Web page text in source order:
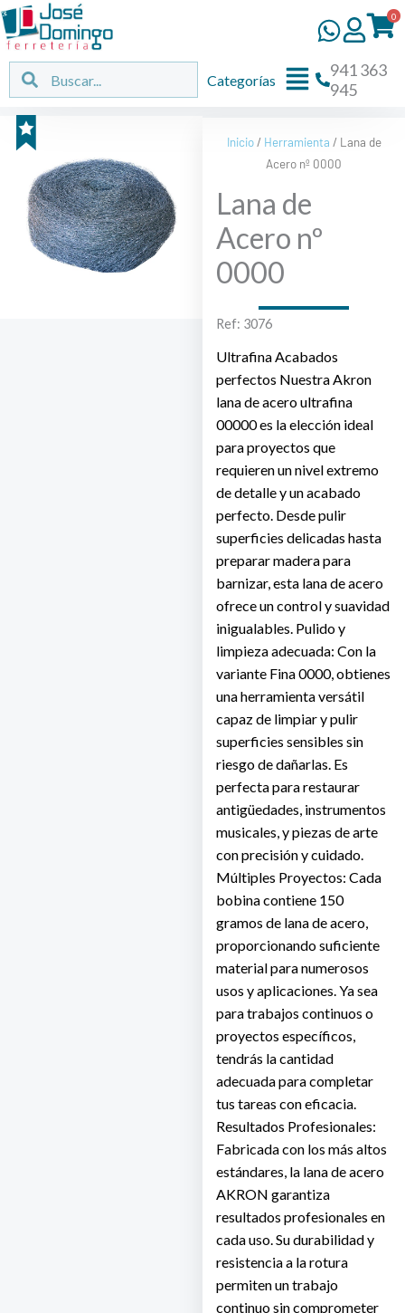
Ir
al
contenido
0
Buscar Buscar
Flyout
Categorías
941 363
945
Inicio/ Herramienta / Lana de
Acero nº 0000
Lana de
Acero nº
0000
Ref: 3076
Ultrafina Acabados
perfectos Nuestra Akron
lana de acero ultrafina
00000 es la elección ideal
para proyectos que
requieren un nivel extremo
de detalle y un acabado
perfecto. Desde pulir
superficies delicadas hasta
preparar madera para
barnizar, esta lana de acero
ofrece un control y suavidad
inigualables. Pulido y
limpieza adecuada: Con la
variante Fina 0000, obtienes
una herramienta versátil
capaz de limpiar y pulir
superficies sensibles sin
riesgo de dañarlas. Es
perfecta para restaurar
antigüedades, instrumentos
musicales, y piezas de arte
con precisión y cuidado.
Múltiples Proyectos: Cada
bobina contiene 150
gramos de lana de acero,
proporcionando suficiente
material para numerosos
usos y aplicaciones. Ya sea
para trabajos continuos o
proyectos específicos,
tendrás la cantidad
adecuada para completar
tus tareas con eficacia.
Resultados Profesionales:
Fabricada con los más altos
estándares, la lana de acero
AKRON garantiza
resultados profesionales en
cada uso. Su durabilidad y
resistencia a la rotura
permiten un trabajo
continuo sin comprometer